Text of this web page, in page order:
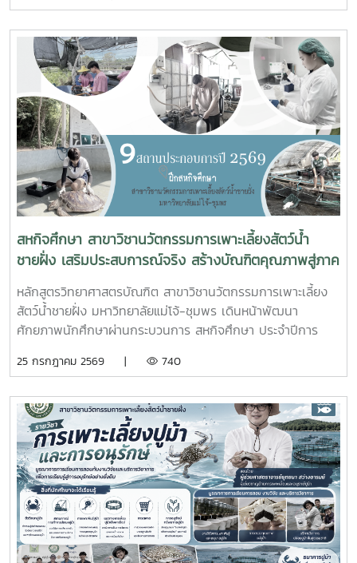
ศาลากลางจังหวัดชุมพร โดยมีนายจักรพงศ์ นิลไพรัช ธนารักษ์
พื้นที่ชุมพร เป็นประธานในการประชุมในการนี้ นายอุดม จิตตวงค์
โยธาธิการและผังเมืองจังหวัดชุมพร พร้อมด้วยคณะที่ปรึกษา
โครงการจัดรูปที่ดินเพื่อพัฒนาพื้นที่ส่วนจังหวัดชุมพร บริเวณ
ถนนผังเมืองรวม สาย ก3 และก4 ในเขตผังเมืองรวมชุมชน
ปากน้ำหลังสวน เข้าร่วมการประชุมฯ ดังกล่าว เพื่อพิจารณาขอ
ความเห็นชอบค่าชดเชยต้นไม้และพืชผล และค่าชดเชยอาคารและ
สิ่งปลูกสร้างจากกองทุนจัดรูปที่ดินเพื่อพัฒนาพื้นที่มติที่ประชุม
รับทราบรายละเอียดราคาและเห็นควรให้เสนอคณะกรรมการ
จังหวัดขอรับเงินอุดหนุนจากกกองทุนจัดรูปเพื่อพัฒนาพื้นที่
สหกิจศึกษา สาขาวิชานวัตกรรมการเพาะเลี้ยงสัตว์น้ำ
ชายฝั่ง เสริมประสบการณ์จริง สร้างบัณฑิตคุณภาพสู่ภาค
อุตสาหกรรมการผลิตสัตว์น้ำ
หลักสูตรวิทยาศาสตรบัณฑิต สาขาวิชานวัตกรรมการเพาะเลี้ยง
สัตว์น้ำชายฝั่ง มหาวิทยาลัยแม่โจ้-ชุมพร เดินหน้าพัฒนา
ศักยภาพนักศึกษาผ่านกระบวนการ สหกิจศึกษา ประจำปีการ
การและหน่วยงานภาคีเครือข่ายเป็นระยะเวลา 4 เดือน เพื่อให้
ความรู้จากห้องเรียนไปประยุกต์ใช้ในการทำงานจริงทั้งนี้ สหกิจ
ศึกษาเป็นส่วนสำคัญของการจัดการเรียนการสอน ที่มุ่งเน้นการ
ผลิตบัณฑิตให้มีความพร้อมทั้งด้านวิชาการและวิชาชีพ นักศึกษา
จะได้ฝึกทักษะการทำงานในสภาพแวดล้อมจริง เรียนรู้การแก้ไข
ปัญหาเฉพาะหน้า อดทน สู้งาน ซื่อสัตย์ มีสัมมาคารวะ ทำงาน
ร่วมกับผู้อื่นได้ และการปรับตัวให้เข้ากับองค์กร ตลอดจนพัฒนา
ทักษะวิชาชีพด้านการเพาะเลี้ยงสัตว์น้ำชายฝั่ง ให้สอดคล้องกับ
ความต้องการของภาคอุตสาหกรรมการผลิตสัตว์น้ำและอื่นๆที่
25 กรกฎาคม 2569 | 740